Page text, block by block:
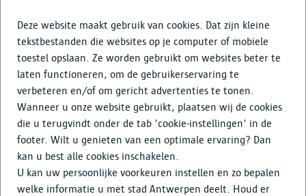
Deze pagina werd niet gevonden.
Deze website maakt gebruik van cookies. Dat zijn kleine
tekstbestanden die websites op je computer of mobiele
toestel opslaan. Ze worden gebruikt om websites beter te
laten functioneren, om de gebruikerservaring te
verbeteren en/of om gericht advertenties te tonen.
Wanneer u onze website gebruikt, plaatsen wij de cookies
die u terugvindt onder de tab 'cookie-instellingen' in de
footer. Wilt u genieten van een optimale ervaring? Dan
kan u best alle cookies inschakelen.
U kan uw persoonlijke voorkeuren instellen en zo bepalen
welke informatie u met stad Antwerpen deelt. Houd er
info@antwerpenmorgen.be